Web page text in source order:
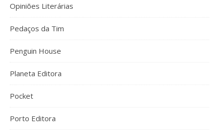
Opiniões Literárias
Pedaços da Tim
Penguin House
Planeta Editora
Pocket
Porto Editora